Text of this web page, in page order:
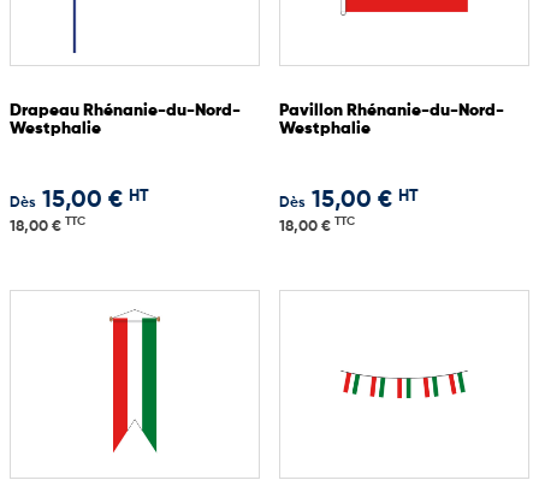
Drapeau Rhénanie-du-Nord-
Westphalie
Dès 15,00 € HT
18,00 € TTC
Pavillon Rhénanie-du-Nord-
Westphalie
Dès 15,00 € HT
18,00 € TTC